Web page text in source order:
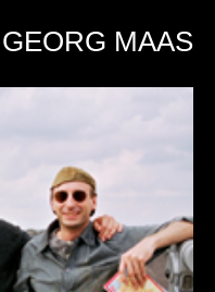
GEORG MAAS